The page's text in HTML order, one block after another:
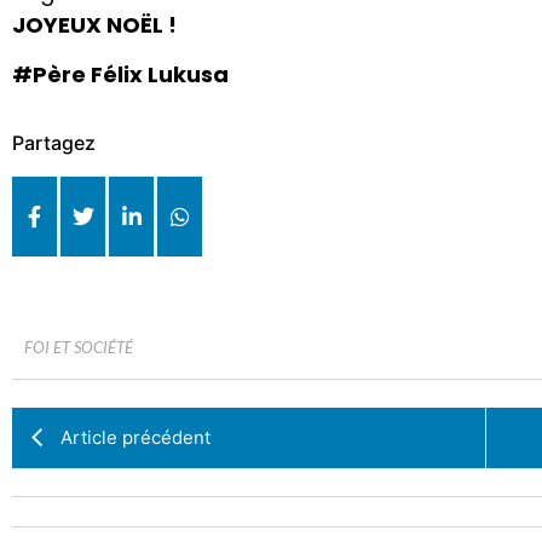
JOYEUX NOËL !
#Père Félix Lukusa
Partagez
FOI ET SOCIÉTÉ
Article précédent